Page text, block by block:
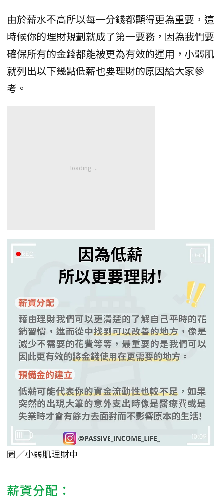
由於薪水不高所以每一分錢都顯得更為重要，這
時候你的理財規劃就成了第一要務，因為我們要
確保所有的金錢都能被更為有效的運用，小弱肌
就列出以下幾點低薪也要理財的原因給大家參
考。
圖／小弱肌理財中
薪資分配：